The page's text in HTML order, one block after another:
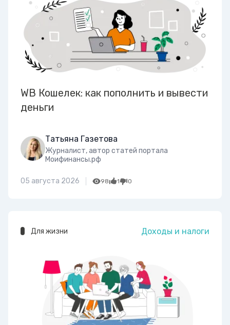
WB Кошелек: как пополнить и вывести
деньги
Татьяна Газетова
Журналист, автор статей портала
Моифинансы.рф
05 августа 2026 98 1 0
Для жизни Доходы и налоги